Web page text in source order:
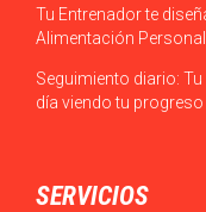
Tu Entrenador te
Alimentación
Seguimiento diario:
día viendo tu
SERVICIOS